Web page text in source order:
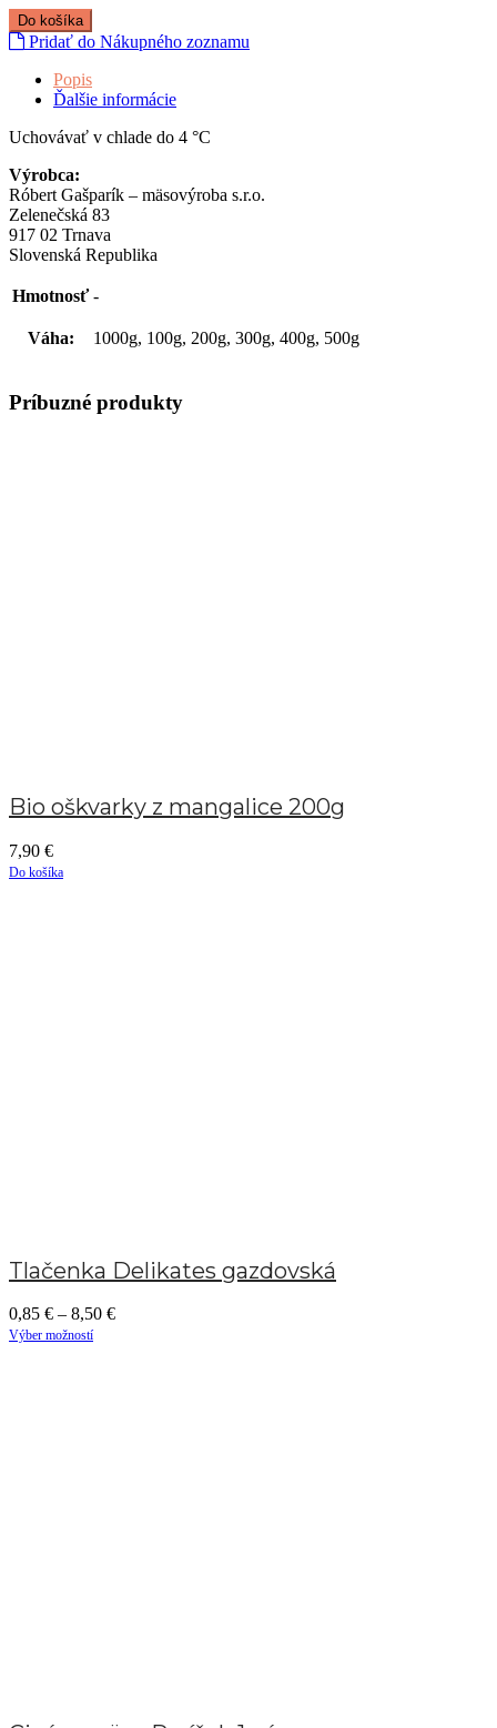
Do košíka
Pridať do Nákupného zoznamu
Popis
Ďalšie informácie
Uchovávať v chlade do 4 °C
Výrobca:
Róbert Gašparík – mäsovýroba s.r.o.
Zelenečská 83
917 02 Trnava
Slovenská Republika
Hmotnosť -
Váha: 1000g, 100g, 200g, 300g, 400g, 500g
Príbuzné produkty
Bio oškvarky z mangalice 200g
7,90 €
Do košíka
Tlačenka Delikates gazdovská
0,85 € – 8,50 €
Výber možností